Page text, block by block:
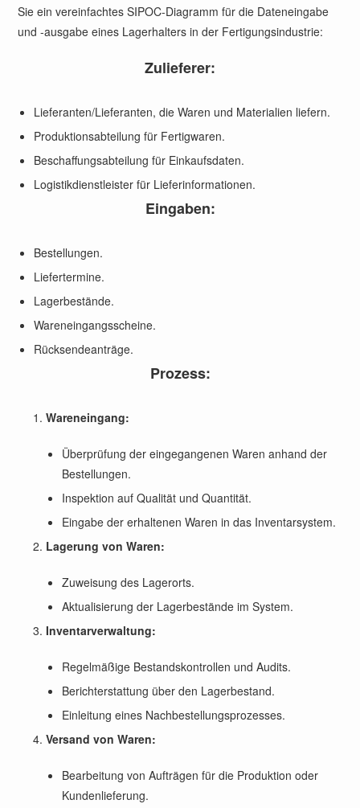
Sie ein vereinfachtes SIPOC-Diagramm für die Dateneingabe
und -ausgabe eines Lagerhalters in der Fertigungsindustrie:
Zulieferer:
Lieferanten/Lieferanten, die Waren und Materialien liefern.
Produktionsabteilung für Fertigwaren.
Beschaffungsabteilung für Einkaufsdaten.
Logistikdienstleister für Lieferinformationen.
Eingaben:
Bestellungen.
Liefertermine.
Lagerbestände.
Wareneingangsscheine.
Rücksendeanträge.
Prozess:
Wareneingang:
Überprüfung der eingegangenen Waren anhand der
Bestellungen.
Inspektion auf Qualität und Quantität.
Eingabe der erhaltenen Waren in das Inventarsystem.
Lagerung von Waren:
Zuweisung des Lagerorts.
Aktualisierung der Lagerbestände im System.
Inventarverwaltung:
Regelmäßige Bestandskontrollen und Audits.
Berichterstattung über den Lagerbestand.
Einleitung eines Nachbestellungsprozesses.
Versand von Waren:
Bearbeitung von Aufträgen für die Produktion oder
Kundenlieferung.